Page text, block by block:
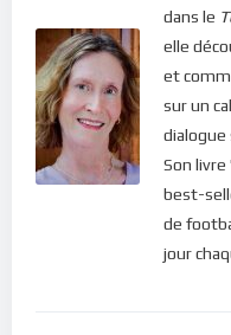
l’amour de Dieu
Saint-Esprit qui nous a
mine intarissable dont
cadeau gratuit d’un Père
seule chose : donner sa
temps de l’examiner ?
: une méditation
tes pensées humaines,
calme absolu et le
dans le
elle
et
sur un
dialogue
Son
best-
de
jour